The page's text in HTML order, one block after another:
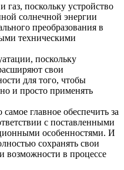
газ, поскольку устройство
солнечной энергии
преобразования в
техническими
поскольку
свои
для того, чтобы
и просто применять
главное обеспечить за
с поставленными
особенностями. И
сохранять свои
возможности в процессе